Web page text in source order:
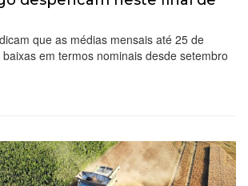
que as médias mensais até 25 de
em termos nominais desde setembro